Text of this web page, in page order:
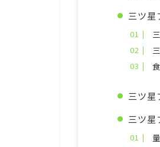
三ツ星
三ツ星
三ツ星